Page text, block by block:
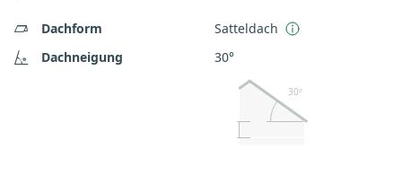
Dachform
Satteldach
Dachneigung
30°
30º